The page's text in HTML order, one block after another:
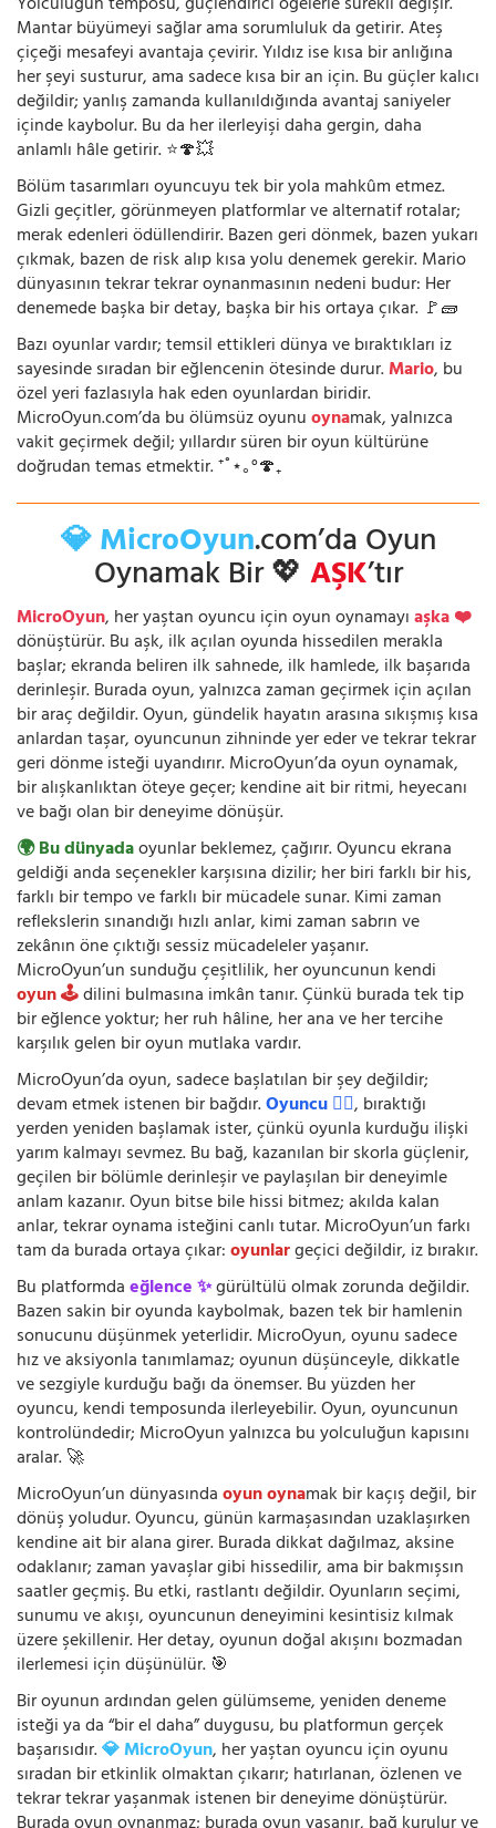
Mantar büyümeyi sağlar ama sorumluluk da getirir. Ateş
çiçeği mesafeyi avantaja çevirir. Yıldız ise kısa bir anlığına
her şeyi susturur, ama sadece kısa bir an için. Bu güçler kalıcı
değildir; yanlış zamanda kullanıldığında avantaj saniyeler
içinde kaybolur. Bu da her ilerleyişi daha gergin, daha
anlamlı hâle getirir. ⭐🍄💥
Bölüm tasarımları oyuncuyu tek bir yola mahkûm etmez.
Gizli geçitler, görünmeyen platformlar ve alternatif rotalar;
merak edenleri ödüllendirir. Bazen geri dönmek, bazen yukarı
çıkmak, bazen de risk alıp kısa yolu denemek gerekir. Mario
dünyasının tekrar tekrar oynanmasının nedeni budur: Her
denemede başka bir detay, başka bir his ortaya çıkar. 🚩🧱
Bazı oyunlar vardır; temsil ettikleri dünya ve bıraktıkları iz
sayesinde sıradan bir eğlencenin ötesinde durur.Mario, bu
özel yeri fazlasıyla hak eden oyunlardan biridir.
MicroOyun.com’da bu ölümsüz oyunuoynamak, yalnızca
vakit geçirmek değil; yıllardır süren bir oyun kültürüne
doğrudan temas etmektir. ⁺˚⋆｡°🍄₊
💎 MicroOyun.com’da Oyun
Oynamak Bir 💖AŞK’tır
MicroOyun, her yaştan oyuncu için oyun oynamayıaşka ❤️
dönüştürür. Bu aşk, ilk açılan oyunda hissedilen merakla
başlar; ekranda beliren ilk sahnede, ilk hamlede, ilk başarıda
derinleşir. Burada oyun, yalnızca zaman geçirmek için açılan
bir araç değildir. Oyun, gündelik hayatın arasına sıkışmış kısa
anlardan taşar, oyuncunun zihninde yer eder ve tekrar tekrar
geri dönme isteği uyandırır. MicroOyun’da oyun oynamak,
bir alışkanlıktan öteye geçer; kendine ait bir ritmi, heyecanı
ve bağı olan bir deneyime dönüşür.
🌍 Bu dünyadaoyunlar beklemez, çağırır. Oyuncu ekrana
geldiği anda seçenekler karşısına dizilir; her biri farklı bir his,
farklı bir tempo ve farklı bir mücadele sunar. Kimi zaman
reflekslerin sınandığı hızlı anlar, kimi zaman sabrın ve
zekânın öne çıktığı sessiz mücadeleler yaşanır.
MicroOyun’un sunduğu çeşitlilik, her oyuncunun kendi
oyun 🕹️dilini bulmasına imkân tanır. Çünkü burada tek tip
bir eğlence yoktur; her ruh hâline, her ana ve her tercihe
karşılık gelen bir oyun mutlaka vardır.
MicroOyun’da oyun, sadece başlatılan bir şey değildir;
devam etmek istenen bir bağdır.Oyuncu 🧍‍♂️, bıraktığı
yerden yeniden başlamak ister, çünkü oyunla kurduğu ilişki
yarım kalmayı sevmez. Bu bağ, kazanılan bir skorla güçlenir,
geçilen bir bölümle derinleşir ve paylaşılan bir deneyimle
anlam kazanır. Oyun bitse bile hissi bitmez; akılda kalan
anlar, tekrar oynama isteğini canlı tutar. MicroOyun’un farkı
tam da burada ortaya çıkar:oyunlargeçici değildir, iz bırakır.
Bu platformdaeğlence ✨gürültülü olmak zorunda değildir.
Bazen sakin bir oyunda kaybolmak, bazen tek bir hamlenin
sonucunu düşünmek yeterlidir. MicroOyun, oyunu sadece
hız ve aksiyonla tanımlamaz; oyunun düşünceyle, dikkatle
ve sezgiyle kurduğu bağı da önemser. Bu yüzden her
oyuncu, kendi temposunda ilerleyebilir. Oyun, oyuncunun
kontrolündedir; MicroOyun yalnızca bu yolculuğun kapısını
aralar. 🚀
MicroOyun’un dünyasındaoyun oynamak bir kaçış değil, bir
dönüş yoludur. Oyuncu, günün karmaşasından uzaklaşırken
kendine ait bir alana girer. Burada dikkat dağılmaz, aksine
odaklanır; zaman yavaşlar gibi hissedilir, ama bir bakmışsın
saatler geçmiş. Bu etki, rastlantı değildir. Oyunların seçimi,
sunumu ve akışı, oyuncunun deneyimini kesintisiz kılmak
üzere şekillenir. Her detay, oyunun doğal akışını bozmadan
ilerlemesi için düşünülür. 🎯
Bir oyunun ardından gelen gülümseme, yeniden deneme
isteği ya da “bir el daha” duygusu, bu platformun gerçek
başarısıdır.💎 MicroOyun, her yaştan oyuncu için oyunu
sıradan bir etkinlik olmaktan çıkarır; hatırlanan, özlenen ve
tekrar tekrar yaşanmak istenen bir deneyime dönüştürür.